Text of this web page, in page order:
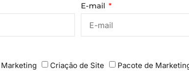
E-mail
Criação de Site Pacote de